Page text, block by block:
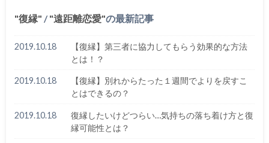
復縁 / 遠距離恋愛 の最新記事
2019.10.18
【復縁】第三者に協力してもらう効果的な方法
とは！？
2019.10.18
【復縁】別れからたった１週間でよりを戻すこ
とはできるの？
2019.10.18
復縁したいけどつらい…気持ちの落ち着け方と復
縁可能性とは？